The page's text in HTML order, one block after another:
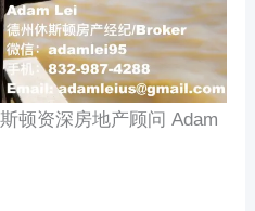
顿资深房地产顾问 Adam